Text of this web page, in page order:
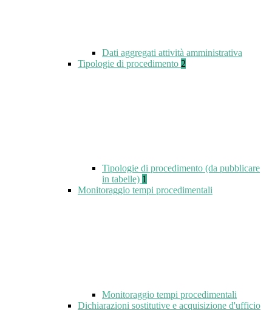
Dati aggregati attività amministrativa
Tipologie di procedimento 2
Tipologie di procedimento (da pubblicare
in tabelle) 1
Monitoraggio tempi procedimentali
Monitoraggio tempi procedimentali
Dichiarazioni sostitutive e acquisizione d'ufficio